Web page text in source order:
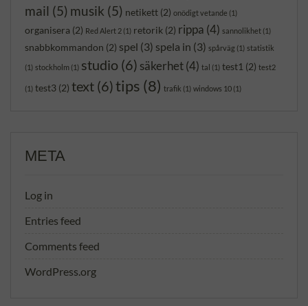
mail (5) musik (5) netikett (2) onödigt vetande (1)
organisera (2) Red Alert 2 (1) retorik (2) rippa (4) sannolikhet (1)
snabbkommandon (2) spel (3) spela in (3) spårväg (1) statistik
(1) stockholm (1) studio (6) säkerhet(4) tal (1) test1 (2) test2
(1) test3 (2) text (6)tips (8) trafik (1) windows 10 (1)
META
Log in
Entries feed
Comments feed
WordPress.org